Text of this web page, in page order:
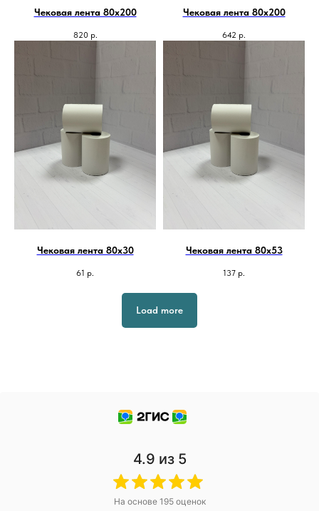
Чековая лента 80х200
820 р.
Чековая лента 80х200
642 р.
Чековая лента 80х30
61 р.
Чековая лента 80х53
137 р.
Load more
4.9 из 5
На основе 195оценок